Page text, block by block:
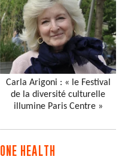
Carla Arigoni : « le Festival
de la diversité culturelle
illumine Paris Centre »
ONE HEALTH